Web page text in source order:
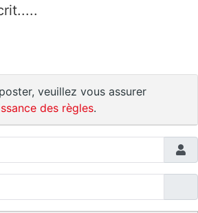
veuillez vous assurer
des règles.